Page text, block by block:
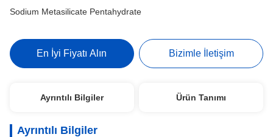
Sodium Metasilicate Pentahydrate
En İyi Fiyatı Alın Bizimle İletişim
Ayrıntılı Bilgiler Ürün Tanımı
Ayrıntılı Bilgiler